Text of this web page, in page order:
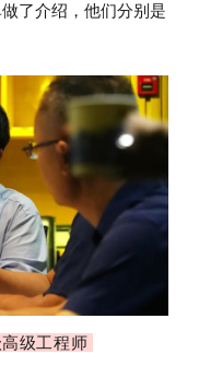
了介绍，他们分别是
级工程师